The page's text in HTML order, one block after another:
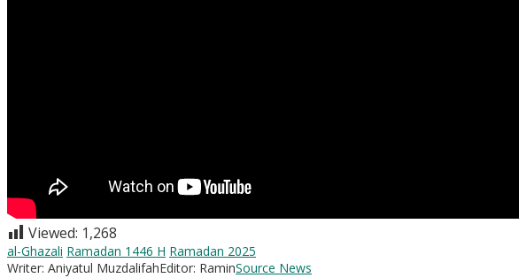
Viewed: 1,268
al-Ghazali Ramadan 1446 H Ramadan 2025
Writer: Aniyatul MuzdalifahEditor: RaminSource News